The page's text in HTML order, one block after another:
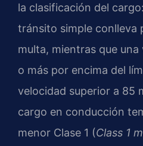
la clasificación del
tránsito simple conlleva
multa, mientras que
o más por encima del
velocidad superior a 85
cargo en conducción
menor Clase 1 (Class 1